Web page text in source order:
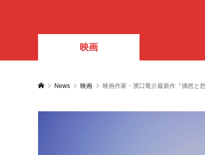
映画
News 映画 映画作家・濱口竜介最新作『偶然と